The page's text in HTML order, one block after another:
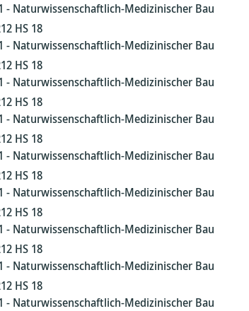
- Naturwissenschaftlich-Medizinischer Bau
HS 18
- Naturwissenschaftlich-Medizinischer Bau
HS 18
- Naturwissenschaftlich-Medizinischer Bau
HS 18
- Naturwissenschaftlich-Medizinischer Bau
HS 18
- Naturwissenschaftlich-Medizinischer Bau
HS 18
- Naturwissenschaftlich-Medizinischer Bau
HS 18
- Naturwissenschaftlich-Medizinischer Bau
HS 18
- Naturwissenschaftlich-Medizinischer Bau
HS 18
- Naturwissenschaftlich-Medizinischer Bau